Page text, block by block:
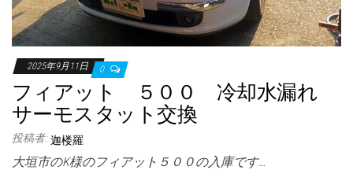
2025年9月11日 0
フィアット ５００ 冷却水漏れ
サーモスタット交換
投稿者: 迦楼羅
大垣市のK様のフィアット５００の入庫です…